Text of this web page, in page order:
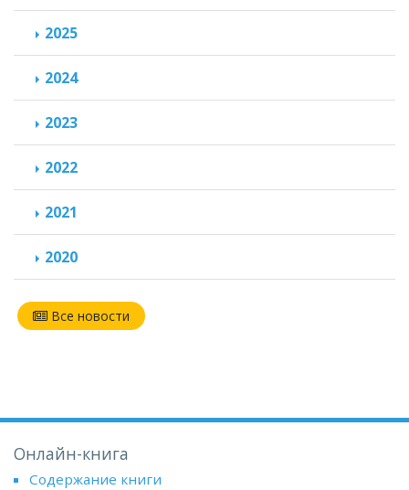
2025
2024
2023
2022
2021
2020
Все новости
Онлайн-книга
Содержание книги